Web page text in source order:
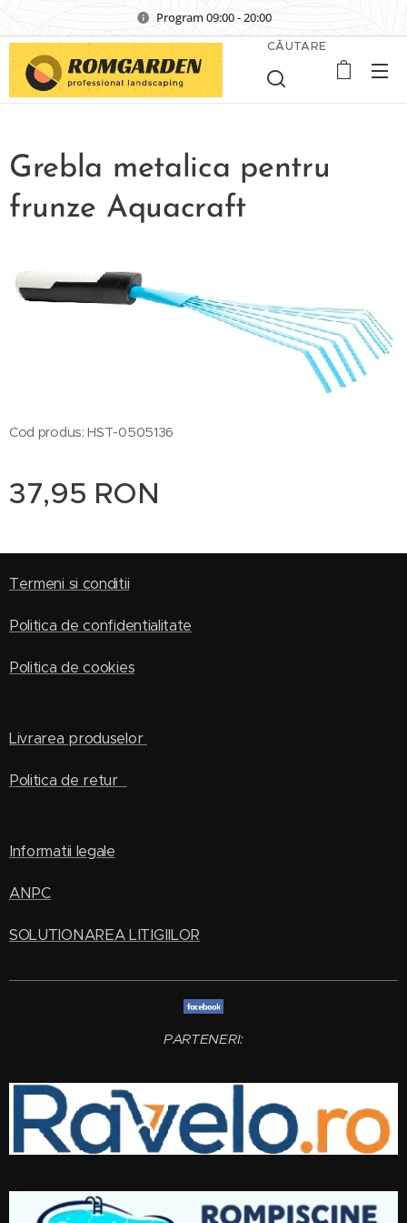
Program 09:00 - 20:00
CĂUTARE
Grebla metalica pentru
frunze Aquacraft
Cod produs: HST-0505136
37,95 RON
Termeni si conditii
Politica de confidentialitate
Politica de cookies
Livrarea produselor
Politica de retur
Informatii legale
ANPC
SOLUTIONAREA LITIGIILOR
PARTENERI: